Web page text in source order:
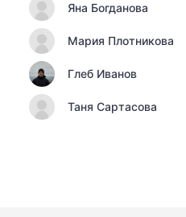
Яна Богданова
Мария Плотникова
Глеб Иванов
Таня Сартасова